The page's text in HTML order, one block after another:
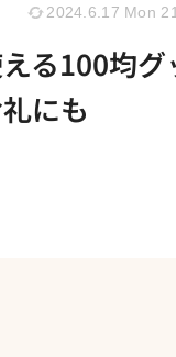
える100均
にも
2024.6.17 Mon